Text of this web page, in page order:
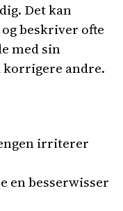
Det kan
beskriver ofte
med sin
andre.
irriterer
en besserwisser